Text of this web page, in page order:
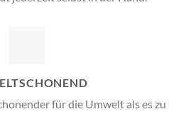
für die Umwelt als es zu